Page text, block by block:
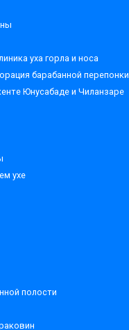
уха горла и носа
барабанной перепонки
Юнусабаде и Чиланзаре
ухе
полости